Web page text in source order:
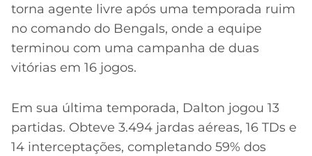
CRUZEIRO
torna agente livre após uma temporada ruim
no comando do Bengals, onde a equipe
terminou com uma campanha de duas
vitórias em 16 jogos.
Em sua última temporada, Dalton jogou 13
partidas. Obteve 3.494 jardas aéreas, 16 TDs e
14 interceptações, completando 59% dos